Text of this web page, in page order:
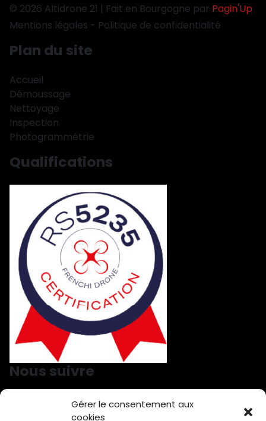
Gérer le consentement aux
cookies
© 2026 Altidrone 21 | Fait en Bourgogne par Pagin'Up
Mentions légales - Politique de confidentialité
Plan du site
Accueil
Démoussage
Nettoyage
Inspection
Photogrammétrie
Qualifications
Nous suivre
Nous suivre sur LinkedIn
Nous suivre sur Facebook